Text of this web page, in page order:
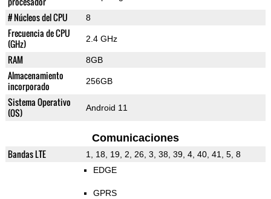
# Núcleos del CPU 8
Frecuencia de CPU
(GHz)
2.4 GHz
RAM 8GB
Almacenamiento
incorporado
256GB
Sistema Operativo
(OS)
Android 11
Comunicaciones
Bandas LTE 1, 18, 19, 2, 26, 3, 38, 39, 4, 40, 41, 5, 8
EDGE
GPRS